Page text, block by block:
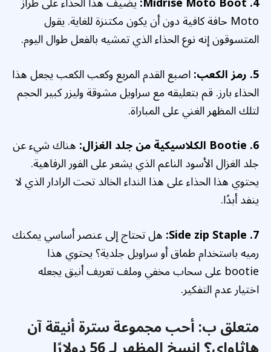
Moto حافة كافية دون أن يكون مكتنزة للغاية. يقول
المتسوقون إنه نوع الحذاء الذي تمشيه بالفعل طوال اليوم.
5. رمز الكعب:
اصبع القدم المربع وكعب الكعب يجعل هذا
الحذاء بارز. قم بتعليقه مع سراويل مشوقة وليزر كبير الحجم
لتلك المظهر الغني على المباراة.
6. Bootie الكلاسيكية من جلد الغزال:
هناك شيء عن
جلد الغزال الأسود الناعم الذي يشعر على الفور الرفاهية.
يحتوي هذا الحذاء على هذا النداء الخالد تحت الرادار الذي لا
ينفد أبدًا.
7. Side zip Staple:
هل تحتاج إلى عنصر أساسي يمكنك
رميه باستخدام طماق أو سراويل جلدية؟ يحتوي هذا
bootie على سحاب مخفي وملف تعريف أنيق يجعله
اختيار عدم التفكير.
متعلق ب:أحب مجموعة سترة أنيقة آن